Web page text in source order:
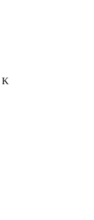
K